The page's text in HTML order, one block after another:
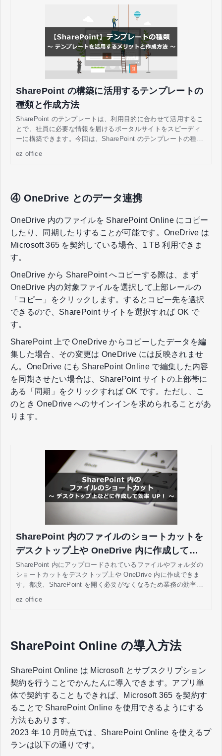
SharePoint の構築に活用するテンプレートの
種類と作成方法
SharePoint のテンプレートは、利用目的に合わせて活用するこ
とで、社員に必要な情報を届けるポータルサイトをスピーディ
ーに構築できます。今回は、SharePoint のテンプレートの種類
ez office
④ OneDrive とのデータ連携
OneDrive 内のファイルを SharePoint Online にコピー
したり、同期したりすることが可能です。OneDrive は
Microsoft 365 を契約している場合、1 TB 利用できま
す。
OneDrive から SharePoint へコピーする際は、まず
OneDrive 内の対象ファイルを選択して上部レールの
「コピー」をクリックします。するとコピー先を選択
できるので、SharePoint サイトを選択すれば OK で
す。
SharePoint 上で OneDrive からコピーしたデータを編
集した場合、その変更は OneDrive には反映されませ
ん。OneDrive にも SharePoint Online で編集した内容
を同期させたい場合は、SharePoint サイトの上部帯に
ある「同期」をクリックすれば OK です。ただし、こ
のとき OneDrive へのサインインを求められることがあ
ります。
SharePoint 内のファイルのショートカットを
デスクトップ上や OneDrive 内に作成して効
率 UP！
SharePoint 内にアップロードされているファイルやフォルダの
ショートカットをデスクトップ上や OneDrive 内に作成できま
す。都度、SharePoint を開く必要がなくなるため業務の効率化
ez office
SharePoint Online の導入方法
SharePoint Online は Microsoft とサブスクリプション
契約を行うことでかんたんに導入できます。アプリ単
体で契約することもできれば、Microsoft 365 を契約す
ることで SharePoint Online を使用できるようにする
方法もあります。
2023 年 10 月時点では、SharePoint Online を使えるプ
ランは以下の通りです。